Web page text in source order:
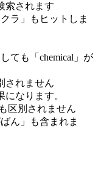
索されます
ラ」もヒットしま
ても「chemical」が
されません
なります。
区別されません
ん」も含まれま